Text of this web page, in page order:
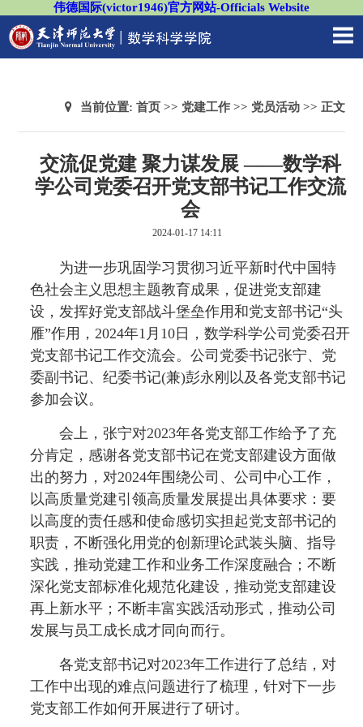
伟德国际(victor1946)官方网站-Officials Website
当前位置: 首页>> 党建工作>> 党员活动>> 正文
交流促党建 聚力谋发展 ——数学科
学公司党委召开党支部书记工作交流
会
2024-01-17 14:11
为进一步巩固学习贯彻习近平新时代中国特
色社会主义思想主题教育成果，促进党支部建
设，发挥好党支部战斗堡垒作用和党支部书记“头
雁”作用，2024年1月10日，数学科学公司党委召开
党支部书记工作交流会。公司党委书记张宁、党
委副书记、纪委书记(兼)彭永刚以及各党支部书记
参加会议。
会上，张宁对2023年各党支部工作给予了充
分肯定，感谢各党支部书记在党支部建设方面做
出的努力，对2024年围绕公司、公司中心工作，
以高质量党建引领高质量发展提出具体要求：要
以高度的责任感和使命感切实担起党支部书记的
职责，不断强化用党的创新理论武装头脑、指导
实践，推动党建工作和业务工作深度融合；不断
深化党支部标准化规范化建设，推动党支部建设
再上新水平；不断丰富实践活动形式，推动公司
发展与员工成长成才同向而行。
各党支部书记对2023年工作进行了总结，对
工作中出现的难点问题进行了梳理，针对下一步
党支部工作如何开展进行了研讨。